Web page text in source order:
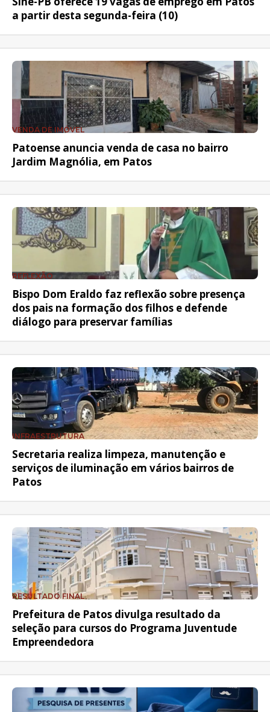
a partir desta segunda-feira (10)
VENDA DE IMÓVEL
Patoense anuncia venda de casa no bairro
Jardim Magnólia, em Patos
REFLEXÃO
Bispo Dom Eraldo faz reflexão sobre presença
dos pais na formação dos filhos e defende
diálogo para preservar famílias
INFRAESTRUTURA
Secretaria realiza limpeza, manutenção e
serviços de iluminação em vários bairros de
Patos
RESULTADO FINAL
Prefeitura de Patos divulga resultado da
seleção para cursos do Programa Juventude
Empreendedora